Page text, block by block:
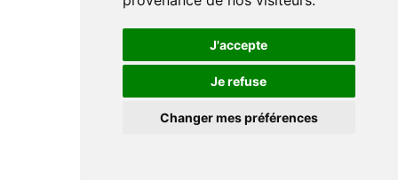
J'accepte
Je refuse
Changer mes préférences
J'accepte
Je refuse
Changer mes préférences